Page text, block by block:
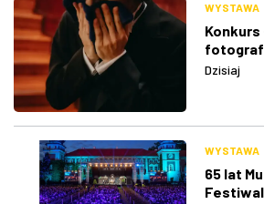
WYSTAWA
Dzisiaj
WYSTAWA
65 lat